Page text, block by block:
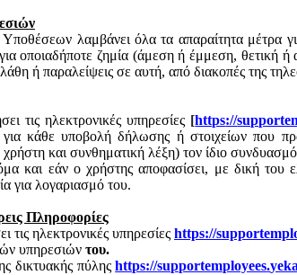
λαμβάνει όλα τα απαραίτητα μέτρα
οποιαδήποτε ζημία (άμεση ή έμμεση, θετική
ή παραλείψεις σε αυτή, από διακοπές της
τις ηλεκτρονικές υπηρεσίες [https://
για κάθε υποβολή δήλωσης ή στοιχείων που
και συνθηματική λέξη) τον ίδιο
και εάν ο χρήστης αποφασίσει, με δική
για λογαριασμό του.
Πληροφορίες
τις ηλεκτρονικές υπηρεσίεςhttps://
υπηρεσιών του.
δικτυακής πύληςhttps://supportemployees.